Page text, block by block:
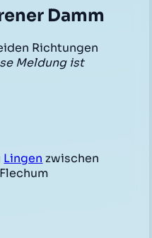
Damm
Richtungen
Meldung ist
Lingen zwischen